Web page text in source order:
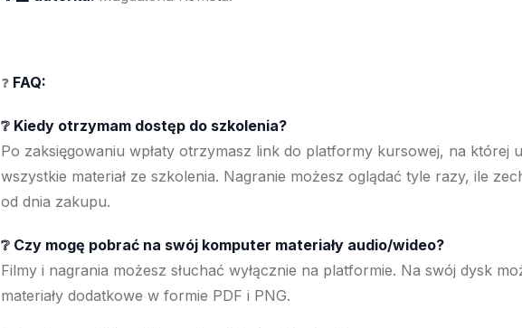
❓ FAQ:
❔ Kiedy otrzymam dostęp do szkolenia?
Po zaksięgowaniu wpłaty otrzymasz link do platformy kursowej, na której
wszystkie materiał ze szkolenia. Nagranie możesz oglądać tyle razy, ile
od dnia zakupu.
❔ Czy mogę pobrać na swój komputer materiały audio/wideo?
Filmy i nagrania możesz słuchać wyłącznie na platformie. Na swój dysk
materiały dodatkowe w formie PDF i PNG.